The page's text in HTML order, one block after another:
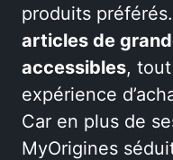
produits
articles de
accessibles,
expérience
Car en plus de
MyOrigines